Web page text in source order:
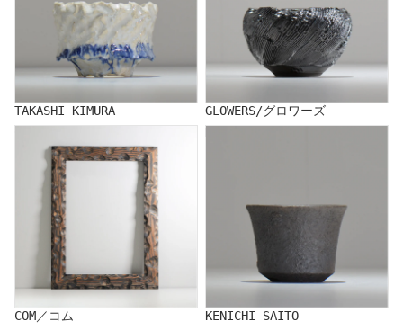
TAKASHI KIMURA
GLOWERS/グロワーズ
COM／コム
KENICHI SAITO